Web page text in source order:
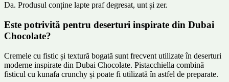
Da. Produsul conține lapte praf degresat, unt și zer.
Este potrivită pentru deserturi inspirate din Dubai
Chocolate?
Cremele cu fistic și textură bogată sunt frecvent utilizate în deserturi
moderne inspirate din Dubai Chocolate. Pistacchiella combină
fisticul cu kunafa crunchy și poate fi utilizată în astfel de preparate.